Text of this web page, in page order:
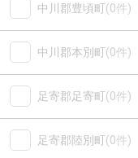
中川郡豊頃町(0件)
中川郡本別町(0件)
足寄郡足寄町(0件)
足寄郡陸別町(0件)